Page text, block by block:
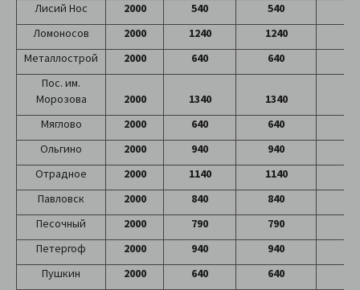
Лисий Нос
2000 540 540
Ломоносов
2000 1240 1240
Металлострой
2000 640 640
Пос. им.
Морозова
2000 1340 1340
Мяглово
2000 640 640
Ольгино
2000 940 940
Отрадное
2000 1140 1140
Павловск
2000 840 840
Песочный
2000 790 790
Петергоф
2000 940 940
Пушкин
2000 640 640